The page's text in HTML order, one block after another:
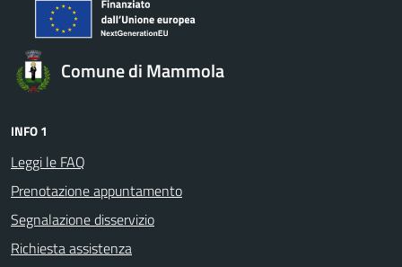
Comune di Mammola
INFO 1
Leggi le FAQ
Prenotazione appuntamento
Segnalazione disservizio
Richiesta assistenza